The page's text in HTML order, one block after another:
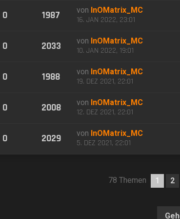
0 1987 von InOMatrix_MC
16. JAN 2022, 23:01
0 2033 von InOMatrix_MC
10. JAN 2022, 19:01
0 1988 von InOMatrix_MC
19. DEZ 2021, 22:01
0 2008 von InOMatrix_MC
12. DEZ 2021, 22:01
0 2029 von InOMatrix_MC
5. DEZ 2021, 22:01
78 Themen 1 2